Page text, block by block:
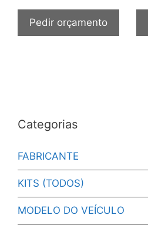
Pedir orçamento
Categorias
FABRICANTE
KITS (TODOS)
MODELO DO VEÍCULO